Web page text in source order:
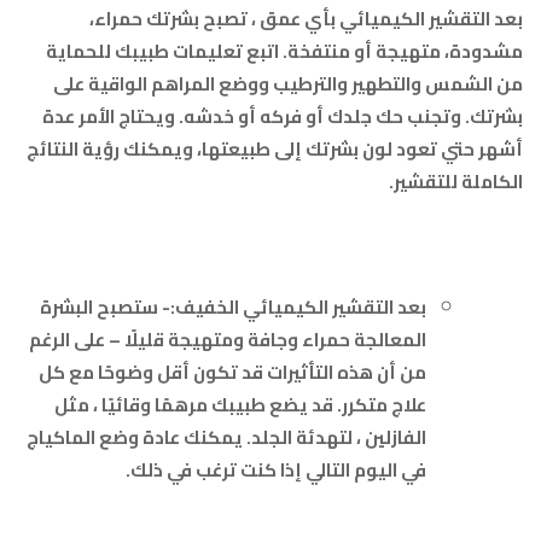
بعد التقشير الكيميائي بأي عمق ، تصبح بشرتك حمراء،
مشدودة، متهيجة أو منتفخة. اتبع تعليمات طبيبك للحماية
من الشمس والتطهير والترطيب ووضع المراهم الواقية على
بشرتك. وتجنب حك جلدك أو فركه أو خدشه. ويحتاج الأمر عدة
أشهر حتي تعود لون بشرتك إلى طبيعتها، ويمكنك رؤية النتائج
الكاملة للتقشير.
بعد التقشير الكيميائي الخفيف:- ستصبح البشرة
المعالجة حمراء وجافة ومتهيجة قليلًا – على الرغم
من أن هذه التأثيرات قد تكون أقل وضوحًا مع كل
علاج متكرر. قد يضع طبيبك مرهمًا وقائيًا ، مثل
الفازلين ، لتهدئة الجلد. يمكنك عادة وضع الماكياج
في اليوم التالي إذا كنت ترغب في ذلك.